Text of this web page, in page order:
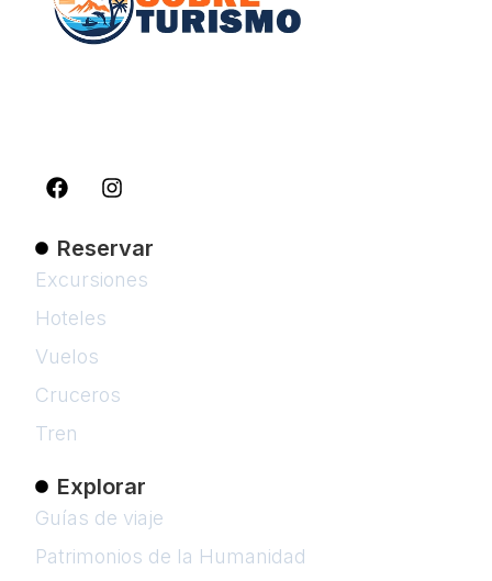
Reservar
Excursiones
Hoteles
Vuelos
Cruceros
Tren
Explorar
Guías de viaje
Patrimonios de la Humanidad